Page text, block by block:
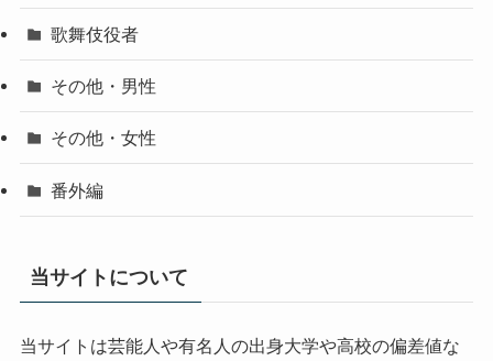
歌舞伎役者
その他・男性
その他・女性
番外編
当サイトについて
当サイトは芸能人や有名人の出身大学や高校の偏差値な